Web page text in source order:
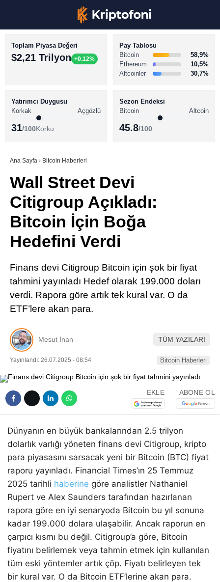
TikTok
BİTCOİN HABERLERİ
ALTCOİN HABERLERİ
SÖZLÜK
Toplam Piyasa Değeri
$2,21 Trilyon +0.12%
Pay Tablosu
Bitcoin
58,9%
Ethereum
10,5%
Altcoinler
30,7%
Yatırımcı Duygusu
Korkak
Açgözlü
31/100Korku
Sezon Endeksi
Bitcoin
Altcoin
45.8/100
Ana Sayfa › Bitcoin Haberleri
Wall Street Devi
Citigroup Açıkladı:
Bitcoin İçin Boğa
Hedefini Verdi
Finans devi Citigroup Bitcoin için şok bir fiyat
tahmini yayınladı Hedef olarak 199.000 doları
verdi. Rapora göre artık tek kural var. O da
ETF’lere akan para.
Mesut İnan TÜM YAZILARI
Yayınlandı: 26.07.2025 - 08:54 Bitcoin Haberleri
EKLE ABONE OL
Dünyanın en büyük bankalarından 2.5 trilyon
dolarlık varlığı yöneten finans devi Citigroup, kripto
para piyasasını sarsacak yeni bir Bitcoin (BTC) fiyat
raporu yayınladı. Financial Times’ın 25 Temmuz
2025 tarihli haberine göre analistler Nathaniel
Rupert ve Alex Saunders tarafından hazırlanan
rapora göre en iyi senaryoda Bitcoin bu yıl sonuna
kadar 199.000 dolara ulaşabilir. Ancak raporun en
çarpıcı kısmı bu değil. Citigroup’a göre, Bitcoin
fiyatını belirlemek veya tahmin etmek için kullanılan
tüm eski yöntemler artık çöp. Fiyatı belirleyen tek
bir kural var. O da Bitcoin ETF’lerine akan para.